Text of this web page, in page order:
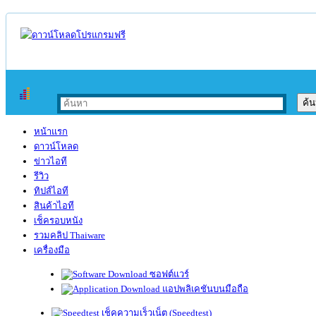
หน้าแรก
ดาวน์โหลด
ข่าวไอที
รีวิว
ทิปส์ไอที
สินค้าไอที
เช็ครอบหนัง
รวมคลิป Thaiware
เครื่องมือ
ซอฟต์แวร์
แอปพลิเคชันบนมือถือ
เช็คความเร็วเน็ต (Speedtest)